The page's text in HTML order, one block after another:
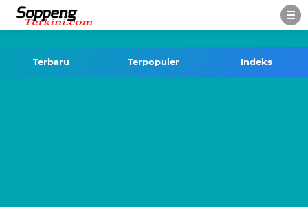
Terbaru Terpopuler Indeks